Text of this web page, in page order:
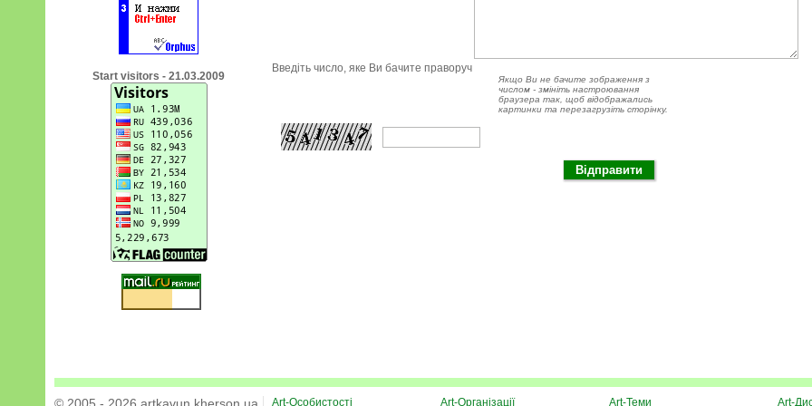
Start visitors - 21.03.2009
Введіть число, яке Ви бачите праворуч
Якщо Ви не бачите зображення з
числом - змініть настроювання
браузера так, щоб відображались
картинки та перезагрузіть сторінку.
Art-Особистості Art-Організації Art-Теми Art-